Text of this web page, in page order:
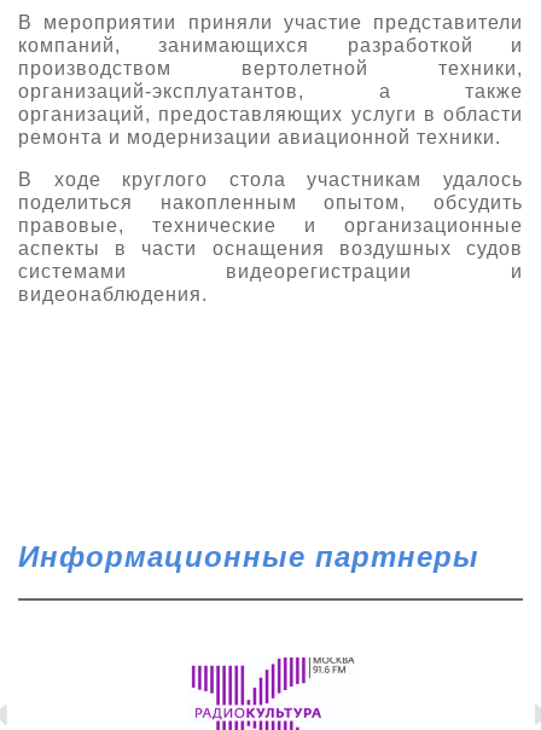
Публикации о выставке
Пресс-релизы
В мероприятии приняли участие представители
компаний, занимающихся разработкой и
производством вертолетной техники,
организаций-эксплуатантов, а также
организаций, предоставляющих услуги в области
ремонта и модернизации авиационной техники.
В ходе круглого стола участникам удалось
поделиться накопленным опытом, обсудить
правовые, технические и организационные
аспекты в части оснащения воздушных судов
системами видеорегистрации и
видеонаблюдения.
Информационные партнеры